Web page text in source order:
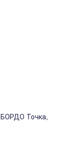
БОРДО Точка,